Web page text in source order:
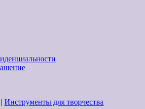
| Инструменты для творчества